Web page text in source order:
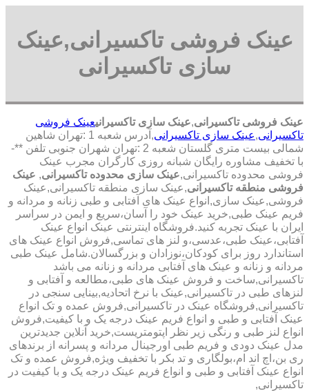
عینک فروشی تاکسیرانی,عینک
سازی تاکسیرانی
عینک فروشی تاکسیرانی,عینک سازی تاکسیرانیعینک فروشی
تاکسیرانی,عینک سازی تاکسیرانی
,آدرس شعبه 1 :تهران شاهین
شمالی بیست متری گلستان شعبه 2 :تهران شهران جنوبی تلفن **-
با تخفیف مشاوره رایگان شبانه روزی کارگران مجرب عینک
فروشی محدوده تاکسیرانی,عینک سازی محدوده تاکسیرانی, عینک
فروشی منطقه تاکسیرانی,عینک سازی منطقه تاکسیرانی,عینک
فروشی,عینک سازی,انواع عینک های آفتابی و طبی زنانه و مردانه و
فریم عینک طبی,خرید عینک خود را آسان،سریع و ایمن در سراسر
ایران با عینک تجربه کنید.فروشگاه اینترنتی عینک انواع عینک
آفتابی،عینک طبی،عدسی،و لنز های تماسی,فروش انواع عینک های
استاندارد روز برای کودکان،نوزادان و بزرگسالان.شامل عینک طبی
مردانه و زنانه و عینک های آفتابی مردانه و زنانه می باشد
تاکسیرانی,ساخت و فروش عینک های طبی،مطالعه و آفتابی و
لنزهای طبی در تاکسیرانی,عینک با نرخ اتحادیه,بینایی سنجی در
تاکسیرانی,فروشگاه عینک در تاکسیرانی,فروش عمده و تک انواع
عینک آفتابی و طبی و انواع فریم عینک درجه یک و با کیفیت,فروش
انواع لنز طبی و رنگی زیر نظر اپتومتریست,خرید آنلاین جدیدترین
مدل عینک دودی و فریم طبی اورجینال مردانه و پسرانه از برندهای
ری بن،اچ اند ام،بولگاری و تد بکر با تخفیف ویژه,فروش عمده و تک
انواع عینک آفتابی و طبی و انواع فریم عینک درجه یک و با کیفیت در
تاکسیرانی,